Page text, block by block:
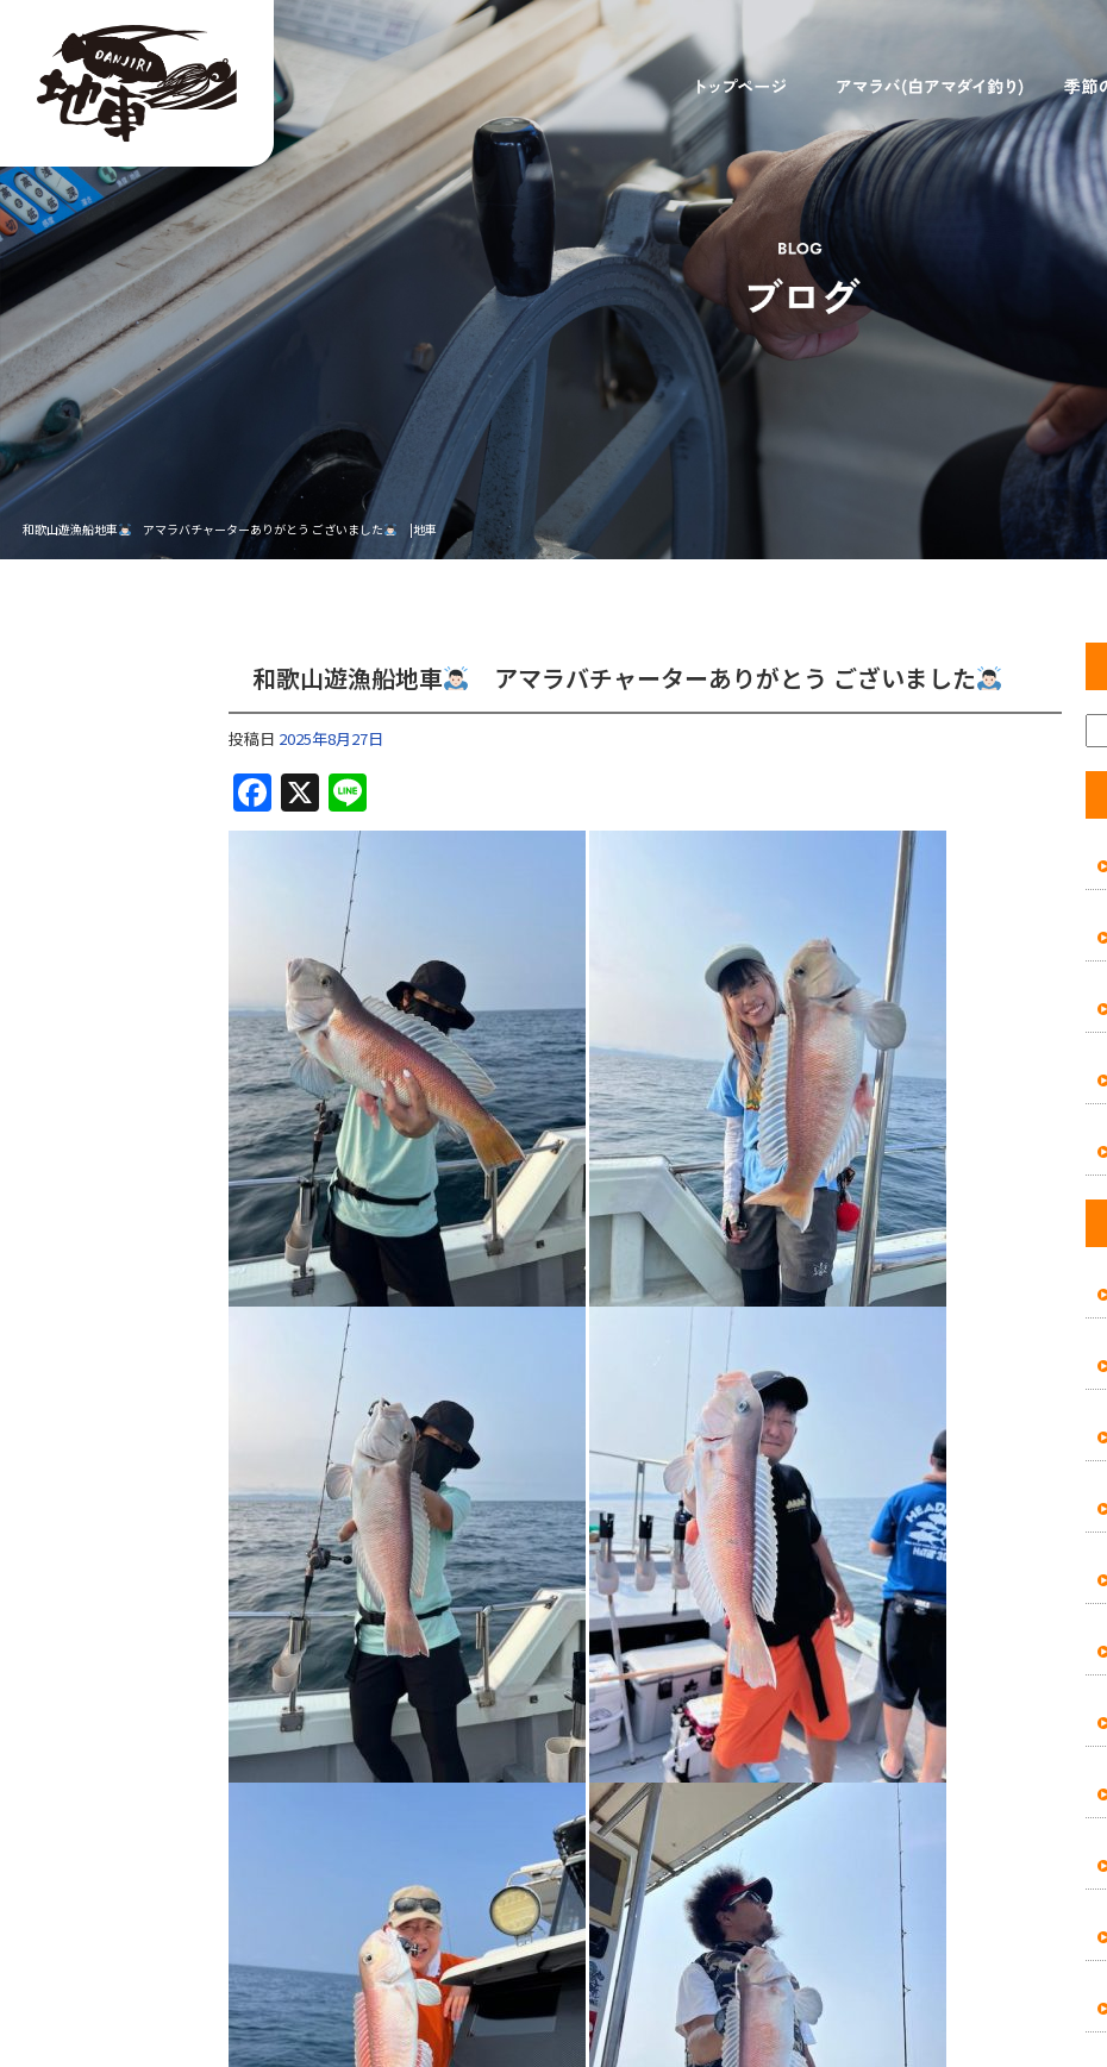
和歌山遊漁船地車 アマラバチャーターありがとう ございました |地車
和歌山遊漁船地車 アマラバチャーターありがとう ございました
投稿日 2025年8月27日
F
a
b
o
o
k
X
n